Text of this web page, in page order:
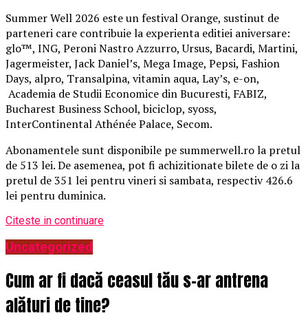
Summer Well 2026 este un festival Orange, sustinut de
parteneri care contribuie la experienta editiei aniversare:
glo™, ING, Peroni Nastro Azzurro, Ursus, Bacardi, Martini,
Jagermeister, Jack Daniel’s, Mega Image, Pepsi, Fashion
Days, alpro, Transalpina, vitamin aqua, Lay’s, e-on,
Academia de Studii Economice din Bucuresti, FABIZ,
Bucharest Business School, biciclop, syoss,
InterContinental Athénée Palace, Secom.
Abonamentele sunt disponibile pe summerwell.ro la pretul
de 513 lei. De asemenea, pot fi achizitionate bilete de o zi la
pretul de 351 lei pentru vineri si sambata, respectiv 426.6
lei pentru duminica.
Citeste in continuare
Uncategorized
Cum ar fi dacă ceasul tău s-ar antrena
alături de tine?